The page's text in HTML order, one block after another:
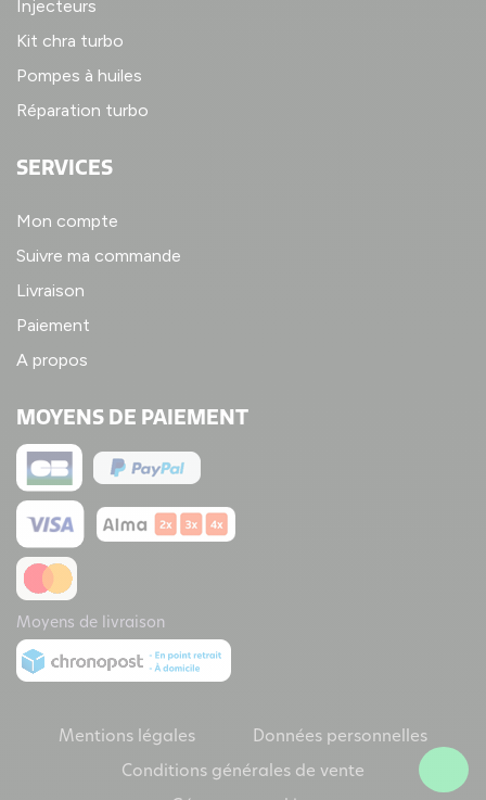
Injecteurs
Kit chra turbo
Pompes à huiles
Réparation turbo
SERVICES
Mon compte
Suivre ma commande
Livraison
Paiement
A propos
MOYENS DE PAIEMENT
Moyens de livraison
Mentions légales Données personnelles
Conditions générales de vente